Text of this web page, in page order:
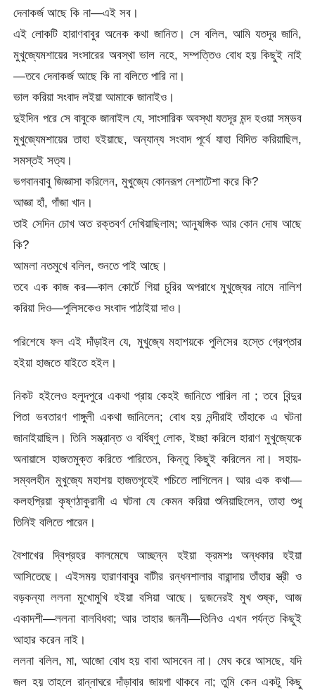
দেনাকর্জ আছে কি না—এই সব।
এই লোকটি হারাণবাবুর অনেক কথা জানিত। সে বলিল, আমি যতদূর জানি,
মুখুজ্যেমশায়ের সংসারের অবস্থা ভাল নহে, সম্পত্তিও বোধ হয় কিছুই নাই
—তবে দেনাকর্জ আছে কি না বলিতে পারি না।
ভাল করিয়া সংবাদ লইয়া আমাকে জানাইও।
দুইদিন পরে সে বাবুকে জানাইল যে, সাংসারিক অবস্থা যতদূর মন্দ হওয়া সম্ভব
মুখুজ্যেমশায়ের তাহা হইয়াছে, অন্যান্য সংবাদ পূর্বে যাহা বিদিত করিয়াছিল,
সমস্তই সত্য।
ভগবানবাবু জিজ্ঞাসা করিলেন, মুখুজ্যে কোনরূপ নেশাটেশা করে কি?
আজ্ঞা হাঁ, গাঁজা খান।
তাই সেদিন চোখ অত রক্তবর্ণ দেখিয়াছিলাম; আনুষঙ্গিক আর কোন দোষ আছে
কি?
আমলা নতমুখে বলিল, শুনতে পাই আছে।
তবে এক কাজ কর—কাল কোর্টে গিয়া চুরির অপরাধে মুখুজ্যের নামে নালিশ
করিয়া দিও—পুলিসকেও সংবাদ পাঠাইয়া দাও।
পরিশেষে ফল এই দাঁড়াইল যে, মুখুজ্যে মহাশয়কে পুলিসের হস্তে গ্রেপ্তার
হইয়া হাজতে যাইতে হইল।
নিকট হইলেও হলুদপুরে একথা প্রায় কেহই জানিতে পারিল না ; তবে বিন্দুর
পিতা ভবতারণ গাঙ্গুলী একথা জানিলেন; বোধ হয় নন্দীরাই তাঁহাকে এ ঘটনা
জানাইয়াছিল। তিনি সম্ভ্রান্ত ও বর্ধিষ্ণু লোক, ইচ্ছা করিলে হারাণ মুখুজ্যেকে
অনায়াসে হাজতমুক্ত করিতে পারিতেন, কিন্তু কিছুই করিলেন না। সহায়-
সম্বলহীন মুখুজ্যে মহাশয় হাজতগৃহেই পচিতে লাগিলেন। আর এক কথা—
কলহপ্রিয়া কৃষ্ণঠাকুরানী এ ঘটনা যে কেমন করিয়া শুনিয়াছিলেন, তাহা শুধু
তিনিই বলিতে পারেন।
বৈশাখের দ্বিপ্রহর কালমেঘে আচ্ছন্ন হইয়া ক্রমশঃ অন্ধকার হইয়া
আসিতেছে। এইসময় হারাণবাবুর বাটীর রন্ধনশালার বারান্দায় তাঁহার স্ত্রী ও
বড়কন্যা ললনা মুখোমুখি হইয়া বসিয়া আছে। দুজনেরই মুখ শুষ্ক, আজ
একাদশী—ললনা বালবিধবা; আর তাহার জননী—তিনিও এখন পর্যন্ত কিছুই
আহার করেন নাই।
ললনা বলিল, মা, আজো বোধ হয় বাবা আসবেন না। মেঘ করে আসছে, যদি
জল হয় তাহলে রান্নাঘরে দাঁড়াবার জায়গা থাকবে না; তুমি কেন একটু কিছু